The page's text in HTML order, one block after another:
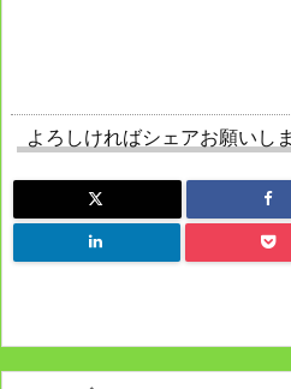
よろしければシェアお願いし